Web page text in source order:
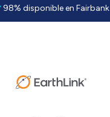
98% disponible en Fairbank